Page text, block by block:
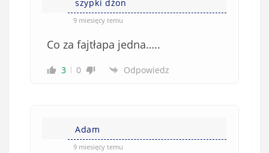
szypki dżon
9 miesięcy temu
Co za fajtłapa jedna…..
3 0 Odpowiedz
Adam
9 miesięcy temu